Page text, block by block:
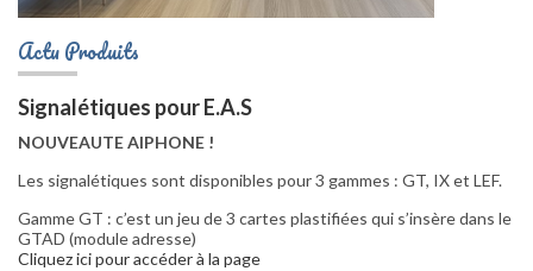
Actu Produits
Signalétiques pour E.A.S
NOUVEAUTE AIPHONE !
Les signalétiques sont disponibles pour 3 gammes : GT, IX et LEF.
Gamme GT : c’est un jeu de 3 cartes plastifiées qui s’insère dans le
GTAD (module adresse)
Cliquez ici pour accéder à la page